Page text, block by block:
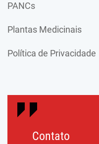
PANCs
Plantas Medicinais
Política de Privacidade
Contato